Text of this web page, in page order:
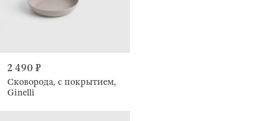
2 490 ₽
Сковорода, с покрытием,
Ginelli